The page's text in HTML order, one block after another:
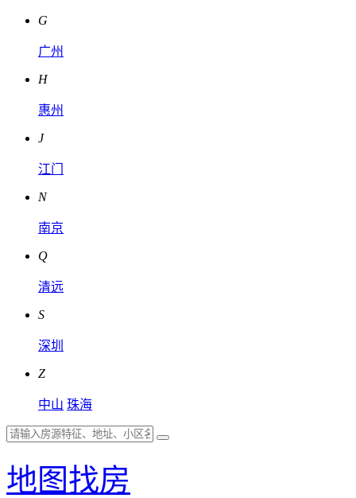
G
广州
H
惠州
J
江门
N
南京
Q
清远
S
深圳
Z
中山 珠海
地图找房